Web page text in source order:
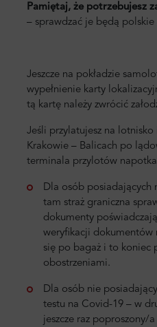
Pamiętaj, że potrzebujesz
– sprawdzać je będą polskie
Jeszcze na pokładzie
wypełnienie karty
tą kartę należy zwrócić
Jeśli przylatujesz na lotnisko
Krakowie – Balicach po
terminala przylotów
Dla osób posiadających
tam straż graniczna
dokumenty
weryfikacji dokumentów
się po bagaż i to koniec
obostrzeniami.
Dla osób nie
testu na Covid-19 – w
jeszcze raz poproszony/